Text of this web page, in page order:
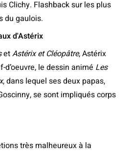
Clichy. Flashback sur les plus
du gaulois.
d'Astérix
etAstérix et Cléopâtre, Astérix
le dessin animé Les
, dans lequel ses deux papas,
se sont impliqués corps
très malheureux à la